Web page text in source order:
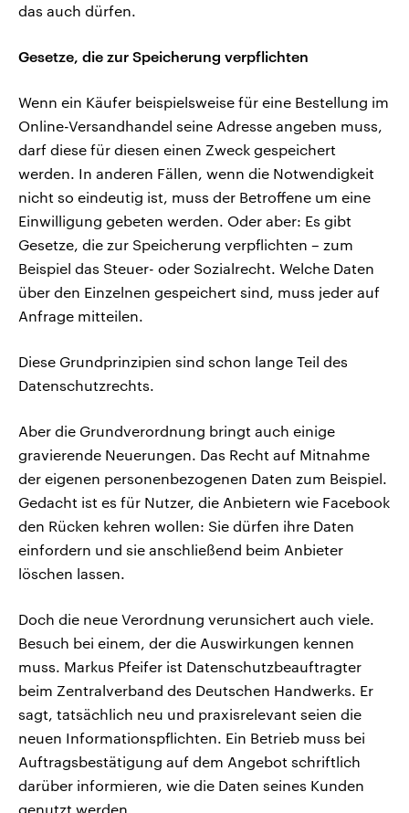
das auch dürfen.
Gesetze, die zur Speicherung verpflichten
Wenn ein Käufer beispielsweise für eine Bestellung im
Online-Versandhandel seine Adresse angeben muss,
darf diese für diesen einen Zweck gespeichert
werden. In anderen Fällen, wenn die Notwendigkeit
nicht so eindeutig ist, muss der Betroffene um eine
Einwilligung gebeten werden. Oder aber: Es gibt
Gesetze, die zur Speicherung verpflichten – zum
Beispiel das Steuer- oder Sozialrecht. Welche Daten
über den Einzelnen gespeichert sind, muss jeder auf
Anfrage mitteilen.
Diese Grundprinzipien sind schon lange Teil des
Datenschutzrechts.
Aber die Grundverordnung bringt auch einige
gravierende Neuerungen. Das Recht auf Mitnahme
der eigenen personenbezogenen Daten zum Beispiel.
Gedacht ist es für Nutzer, die Anbietern wie Facebook
den Rücken kehren wollen: Sie dürfen ihre Daten
einfordern und sie anschließend beim Anbieter
löschen lassen.
Doch die neue Verordnung verunsichert auch viele.
Besuch bei einem, der die Auswirkungen kennen
muss. Markus Pfeifer ist Datenschutzbeauftragter
beim Zentralverband des Deutschen Handwerks. Er
sagt, tatsächlich neu und praxisrelevant seien die
neuen Informationspflichten. Ein Betrieb muss bei
Auftragsbestätigung auf dem Angebot schriftlich
darüber informieren, wie die Daten seines Kunden
genutzt werden.